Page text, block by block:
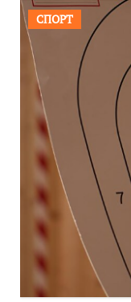
СПОРТ